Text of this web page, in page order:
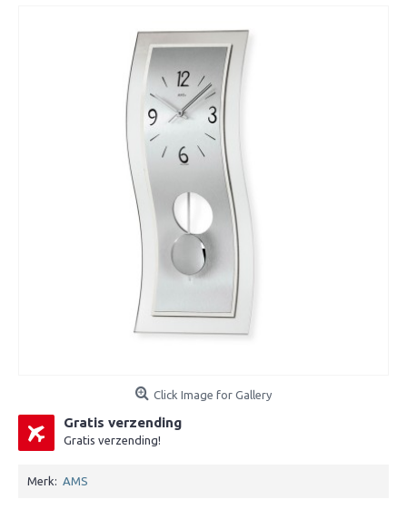
Click Image for Gallery
Gratis verzending
Gratis verzending!
Merk: AMS